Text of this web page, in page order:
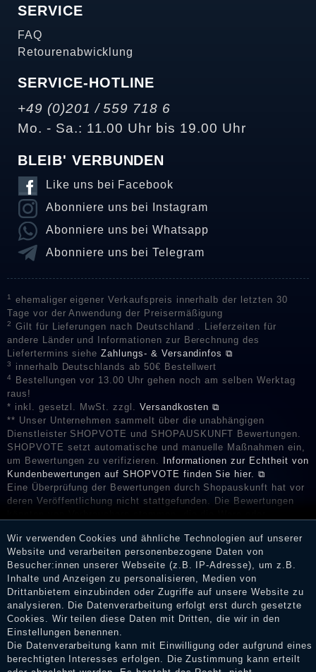
SERVICE
FAQ
Retourenabwicklung
SERVICE-HOTLINE
+49 (0)201 / 559 718 6
Mo. - Sa.: 11.00 Uhr bis 19.00 Uhr
BLEIB' VERBUNDEN
Like uns bei Facebook
Abonniere uns bei Instagram
Abonniere uns bei Whatsapp
Abonniere uns bei Telegram
1
ehemaliger eigener Verkaufspreis innerhalb der letzten 30
Tage vor der Anwendung der Preisermäßigung
2
Gilt für Lieferungen nach Deutschland . Lieferzeiten für
andere Länder und Informationen zur Berechnung des
Liefertermins sieheZahlungs- & Versandinfos ⧉
3 innerhalb Deutschlands ab 50€ Bestellwert
4
Bestellungen vor 13.00 Uhr gehen noch am selben Werktag
raus!
* inkl. gesetzl. MwSt. zzgl. Versandkosten ⧉
** Unser Unternehmen sammelt über die unabhängigen
Dienstleister SHOPVOTE und SHOPAUSKUNFT Bewertungen.
SHOPVOTE setzt automatische und manuelle Maßnahmen ein,
um Bewertungen zu verifizieren.
Informationen zur Echtheit von
Kundenbewertungen auf SHOPVOTE finden Sie hier. ⧉
Eine Überprüfung der Bewertungen durch Shopauskunft hat vor
deren Veröffentlichung nicht stattgefunden. Die Bewertungen
Erhalt einer Benachrichtigungs-E-Mail können Händler die
Bewertungen verifizieren und über die erfolgte Verifizierung im
Shop informieren.
Impressum
Wir verwenden Cookies und ähnliche Technologien auf unserer
Website und verarbeiten personenbezogene Daten von
Besucher:innen unserer Webseite (z.B. IP-Adresse), um z.B.
Inhalte und Anzeigen zu personalisieren, Medien von
Drittanbietern einzubinden oder Zugriffe auf unsere Website zu
analysieren. Die Datenverarbeitung erfolgt erst durch gesetzte
Cookies. Wir teilen diese Daten mit Dritten, die wir in den
Einstellungen benennen.
Die Datenverarbeitung kann mit Einwilligung oder aufgrund eines
berechtigten Interesses erfolgen. Die Zustimmung kann erteilt